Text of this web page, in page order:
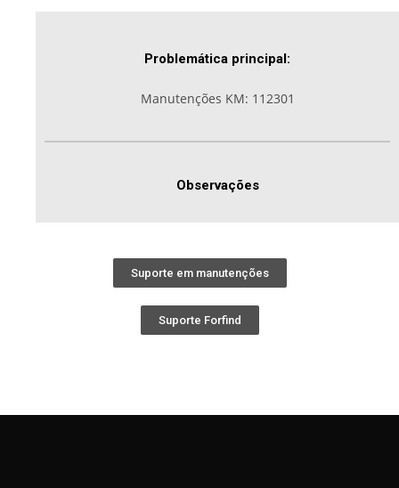
Problemática principal:
Manutenções KM: 112301
Observações
Suporte em manutenções
Suporte Forfind